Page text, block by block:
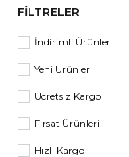
FILTRELER
İndirimli Ürünler
Yeni Ürünler
Ücretsiz Kargo
Fırsat Ürünleri
Hızlı Kargo